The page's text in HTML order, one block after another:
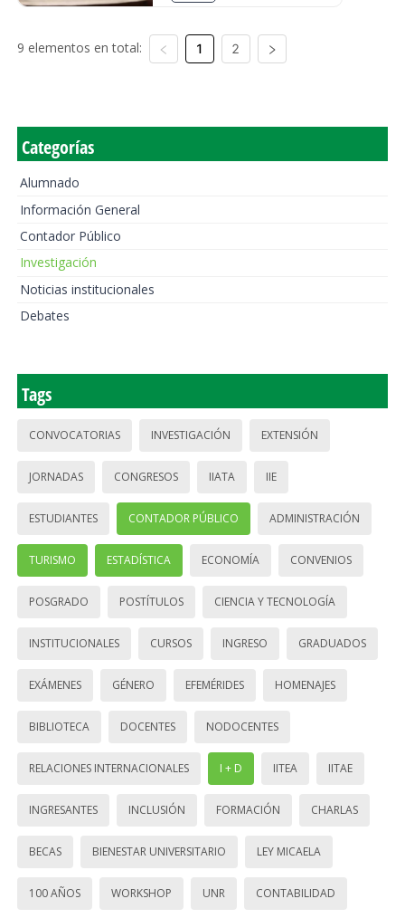
9 elementos en total: 1 2
Categorías
Alumnado
Información General
Contador Público
Investigación
Noticias institucionales
Debates
Tags
CONVOCATORIAS INVESTIGACIÓN EXTENSIÓN
JORNADAS CONGRESOS IIATA IIE
ESTUDIANTES CONTADOR PÚBLICO ADMINISTRACIÓN
TURISMO ESTADÍSTICA ECONOMÍA CONVENIOS
POSGRADO POSTÍTULOS CIENCIA Y TECNOLOGÍA
INSTITUCIONALES CURSOS INGRESO GRADUADOS
EXÁMENES GÉNERO EFEMÉRIDES HOMENAJES
BIBLIOTECA DOCENTES NODOCENTES
RELACIONES INTERNACIONALES I + D IITEA IITAE
INGRESANTES INCLUSIÓN FORMACIÓN CHARLAS
BECAS BIENESTAR UNIVERSITARIO LEY MICAELA
100 AÑOS WORKSHOP UNR CONTABILIDAD